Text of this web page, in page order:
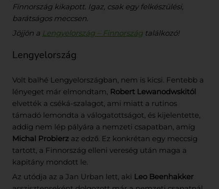
Finnország kikapott. Igaz, csak egy felkészülési,
barátságos meccsen.
Jöjjön a Lengyelország – Finnországtalálkozó!
Lengyelország
Volt balhé Lengyelországban, nem is kicsi. Fentebb a
lényeget már elmondtam, Robert Lewanodwskitól
elvették a cséká-szalagot, ami miatt a rutinos
támadó lemondta a válogatottságot, és kijelentette,
addig nem lép pályára a nemzeti csapatban, amíg
Michal Probierz az edző. Ez konkrétan egy meccsig
tartott, a Finnország elleni vereség után maga a
kapitány mondott le.
Az utódja az a Jan Urban lett, aki Leo Beenhakker